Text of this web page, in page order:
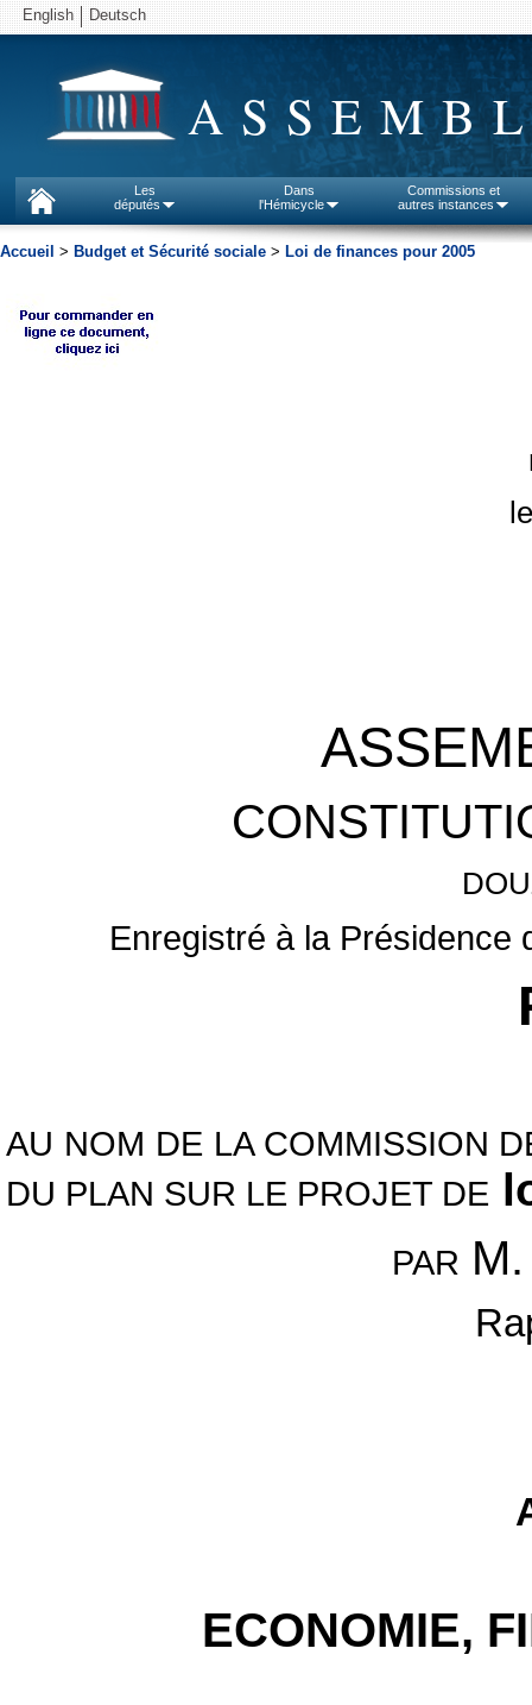
English Deutsch
Les
députés
Dans
l'Hémicycle
Commissions et
autres instances
Accueil > Budget et Sécurité sociale > Loi de finances pour 2005
Enregistré à la Présidence
AU NOM DE LA COMMISSION
DU PLAN SUR LE PROJET DE
PAR
ECONOMIE,